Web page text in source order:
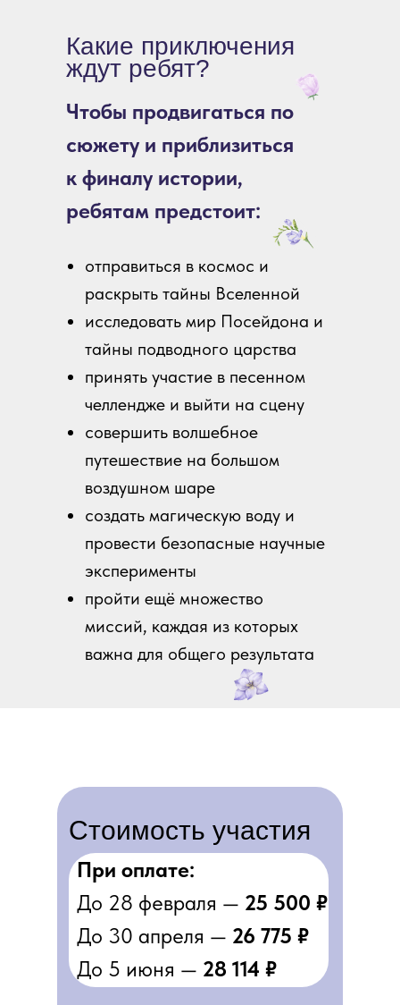
Какие приключения
ждут ребят?
Чтобы продвигаться по
сюжету и приблизиться
к финалу истории,
ребятам предстоит:
отправиться в космос и
раскрыть тайны Вселенной
исследовать мир Посейдона и
тайны подводного царства
принять участие в песенном
челлендже и выйти на сцену
совершить волшебное
путешествие на большом
воздушном шаре
создать магическую воду и
провести безопасные научные
эксперименты
пройти ещё множество
миссий, каждая из которых
важна для общего результата
Стоимость участия
При оплате:
До 28 февраля — 25 500 ₽
До 30 апреля — 26 775 ₽
До 5 июня — 28 114 ₽